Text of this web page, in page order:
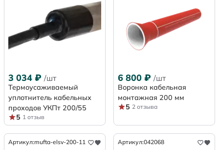
3 034 ₽ /шт
Термоусаживаемый
уплотнитель кабельных
проходов УКПт 200/55
5 1 отзыв
6 800 ₽ /шт
Воронка кабельная
монтажная 200 мм
5 2 отзыва
Артикул:mufta-elsv-200-11 Артикул:042068